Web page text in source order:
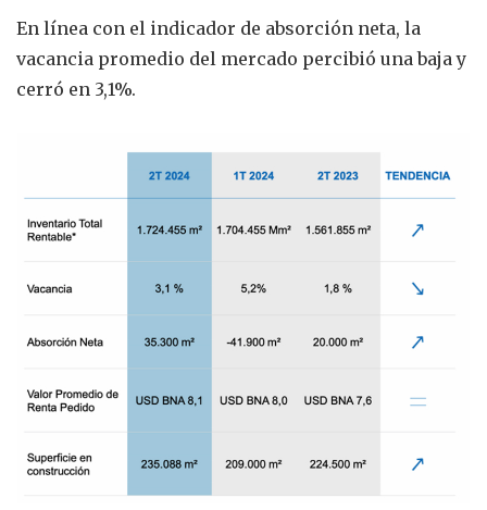
En línea con el indicador de absorción neta, la
vacancia promedio del mercado percibió una baja y
cerró en 3,1%.